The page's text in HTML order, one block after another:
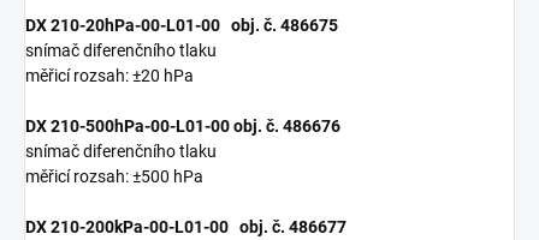
DX 210-20hPa-00-L01-00 obj. č. 486675
snímač diferenčního tlaku
měřicí rozsah: ±20 hPa
DX 210-500hPa-00-L01-00 obj. č. 486676
snímač diferenčního tlaku
měřicí rozsah: ±500 hPa
DX 210-200kPa-00-L01-00 obj. č. 486677